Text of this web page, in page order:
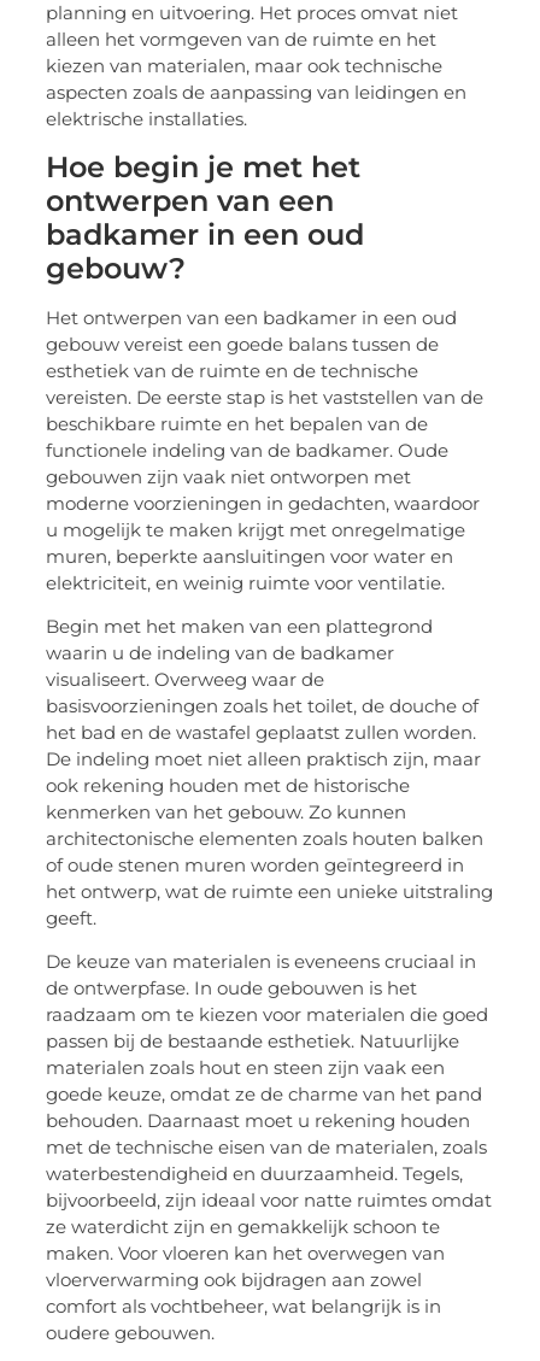
planning en uitvoering. Het proces omvat niet
alleen het vormgeven van de ruimte en het
kiezen van materialen, maar ook technische
aspecten zoals de aanpassing van leidingen en
elektrische installaties.
Hoe begin je met het
ontwerpen van een
badkamer in een oud
gebouw?
Het ontwerpen van een badkamer in een oud
gebouw vereist een goede balans tussen de
esthetiek van de ruimte en de technische
vereisten. De eerste stap is het vaststellen van de
beschikbare ruimte en het bepalen van de
functionele indeling van de badkamer. Oude
gebouwen zijn vaak niet ontworpen met
moderne voorzieningen in gedachten, waardoor
u mogelijk te maken krijgt met onregelmatige
muren, beperkte aansluitingen voor water en
elektriciteit, en weinig ruimte voor ventilatie.
Begin met het maken van een plattegrond
waarin u de indeling van de badkamer
visualiseert. Overweeg waar de
basisvoorzieningen zoals het toilet, de douche of
het bad en de wastafel geplaatst zullen worden.
De indeling moet niet alleen praktisch zijn, maar
ook rekening houden met de historische
kenmerken van het gebouw. Zo kunnen
architectonische elementen zoals houten balken
of oude stenen muren worden geïntegreerd in
het ontwerp, wat de ruimte een unieke uitstraling
geeft.
De keuze van materialen is eveneens cruciaal in
de ontwerpfase. In oude gebouwen is het
raadzaam om te kiezen voor materialen die goed
passen bij de bestaande esthetiek. Natuurlijke
materialen zoals hout en steen zijn vaak een
goede keuze, omdat ze de charme van het pand
behouden. Daarnaast moet u rekening houden
met de technische eisen van de materialen, zoals
waterbestendigheid en duurzaamheid. Tegels,
bijvoorbeeld, zijn ideaal voor natte ruimtes omdat
ze waterdicht zijn en gemakkelijk schoon te
maken. Voor vloeren kan het overwegen van
vloerverwarming ook bijdragen aan zowel
comfort als vochtbeheer, wat belangrijk is in
oudere gebouwen.